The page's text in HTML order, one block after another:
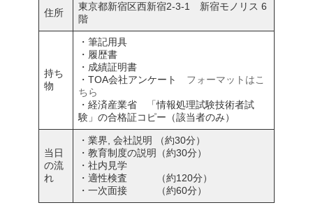
住所
東京都新宿区西新宿2-3-1 新宿モノリス 6
階
持ち
物
・筆記用具
・履歴書
・成績証明書
・TOA会社アンケート フォーマットはこ
ちら
・経済産業省 「情報処理試験技術者試
験」の合格証コピー（該当者のみ）
当日
の流
れ
・業界, 会社説明 （約30分）
・教育制度の説明（約30分）
・社内見学
・適性検査 （約120分）
・一次面接 （約60分）